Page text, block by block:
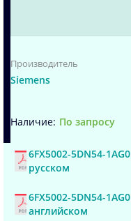
Производитель
Siemens
По запросу
6FX5002-5DN54-
русском
6FX5002-5DN54-
английском